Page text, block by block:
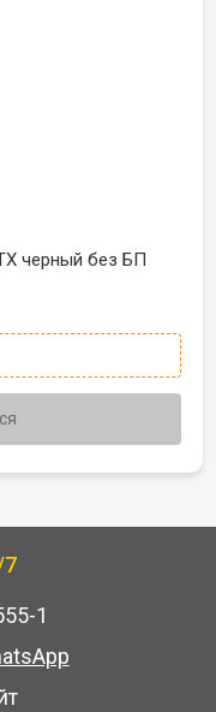
черный без БП
7
1